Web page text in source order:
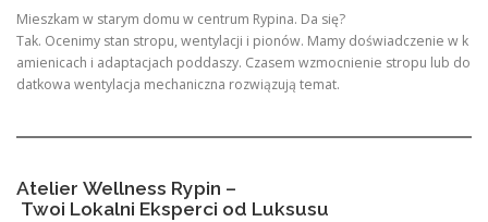
Mieszkam w starym domu w centrum Rypina. Da się?
Tak. Ocenimy stan stropu, wentylacji i pionów. Mamy doświadczenie w k
amienicach i adaptacjach poddaszy. Czasem wzmocnienie stropu lub do
datkowa wentylacja mechaniczna rozwiązują temat.
Atelier Wellness Rypin –
Twoi Lokalni Eksperci od Luksusu